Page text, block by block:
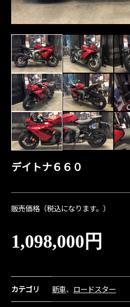
デイトナ６６０
販売価格（税込になります。）
1,098,000円
カテゴリ 新車、 ロードスター